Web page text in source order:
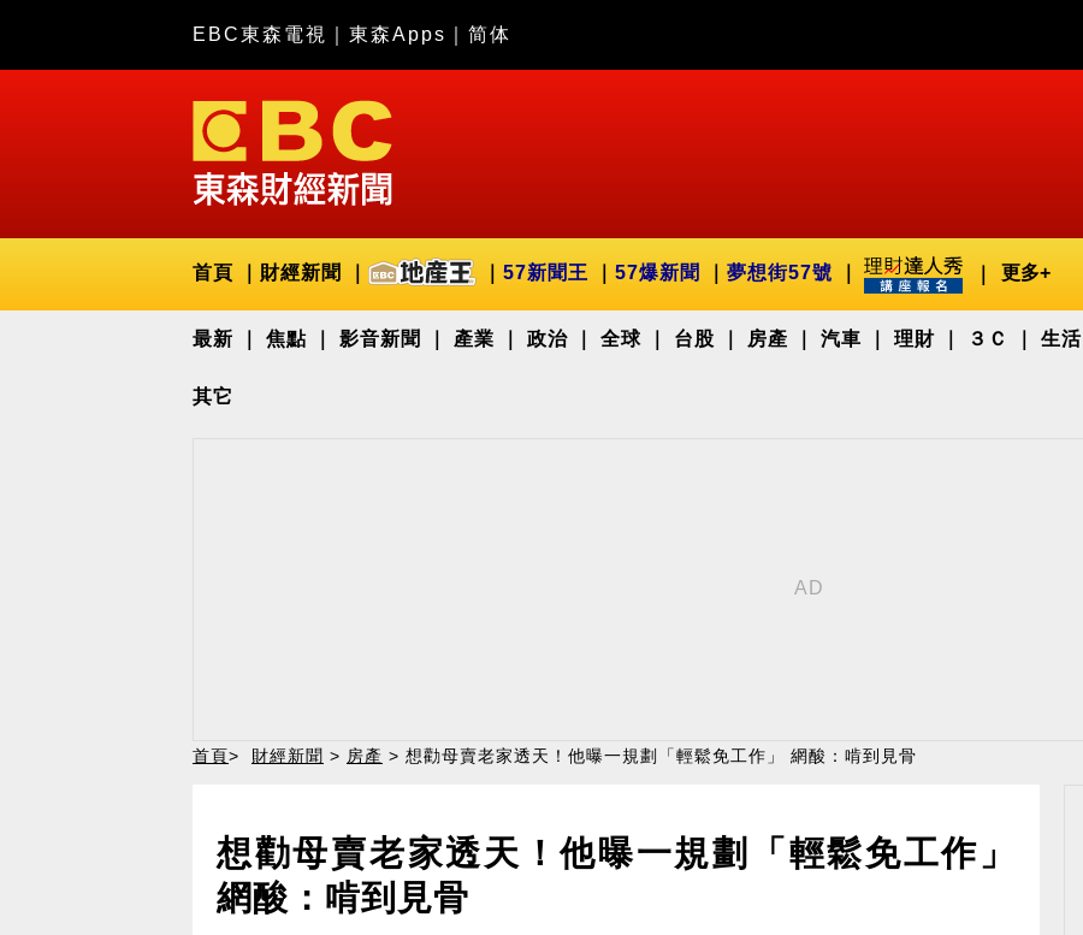
EBC東森電視 東森Apps 简体
首頁 財經新聞 57新聞王 57爆新聞 夢想街57號 更多+
最新 焦點 影音新聞 產業 政治 全球 台股 房產 汽車 理財 ３Ｃ 生活
其它
首頁> 財經新聞 > 房產 > 想勸母賣老家透天！他曝一規劃「輕鬆免工作」 網酸：啃到見骨
想勸母賣老家透天！他曝一規劃「輕鬆免工作」
網酸：啃到見骨